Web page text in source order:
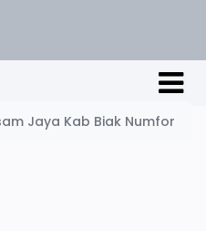
Jaya Kab Biak Numfor